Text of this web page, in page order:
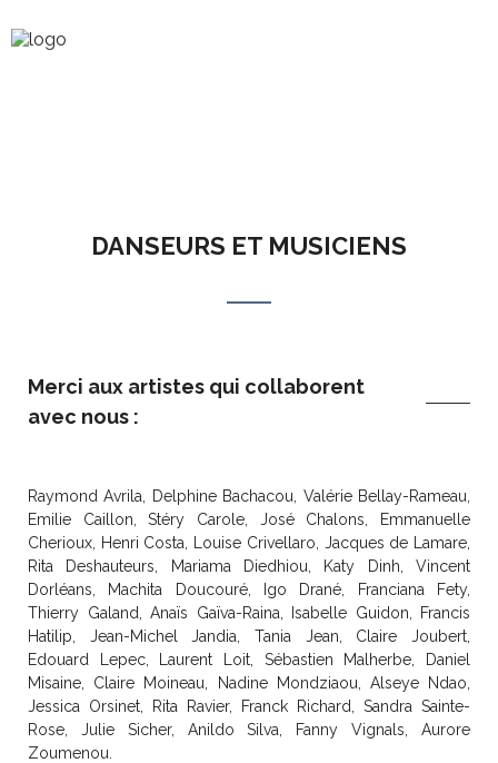
DANSEURS ET MUSICIENS
Merci aux artistes qui collaborent
avec nous :
Raymond Avrila, Delphine Bachacou, Valérie Bellay-Rameau,
Emilie Caillon, Stéry Carole, José Chalons, Emmanuelle
Cherioux, Henri Costa, Louise Crivellaro, Jacques de Lamare,
Rita Deshauteurs, Mariama Diedhiou, Katy Dinh, Vincent
Dorléans, Machita Doucouré, Igo Drané, Franciana Fety,
Thierry Galand, Anaïs Gaïva-Raina, Isabelle Guidon, Francis
Hatilip, Jean-Michel Jandia, Tania Jean, Claire Joubert,
Edouard Lepec, Laurent Loit, Sébastien Malherbe, Daniel
Misaine, Claire Moineau, Nadine Mondziaou, Alseye Ndao,
Jessica Orsinet, Rita Ravier, Franck Richard, Sandra Sainte-
Rose, Julie Sicher, Anildo Silva, Fanny Vignals, Aurore
Zoumenou.